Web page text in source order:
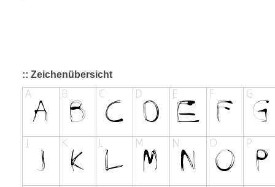
:: Zeichenübersicht